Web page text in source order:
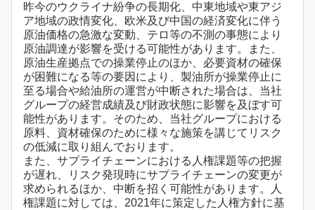
昨今のウクライナ紛争の長期化、中東地域や東アジ
ア地域の政情変化、欧米及び中国の経済変化に伴う
原油価格の急激な変動、テロ等の不測の事態により
原油調達が影響を受ける可能性があります。また、
原油生産拠点での操業停止のほか、必要資材の確保
が困難になる等の要因により、製油所が操業停止に
至る場合や給油所の運営が中断された場合は、当社
グループの経営成績及び財政状態に影響を及ぼす可
能性があります。そのため、当社グループにおける
原料、資材確保のために様々な施策を講じてリスク
の低減に取り組んでおります。
また、サプライチェーンにおける人権課題等の把握
が遅れ、リスク発現時にサプライチェーンの変更が
求められるほか、中断を招く可能性があります。人
権課題に対しては、2021年に策定した人権方針に基